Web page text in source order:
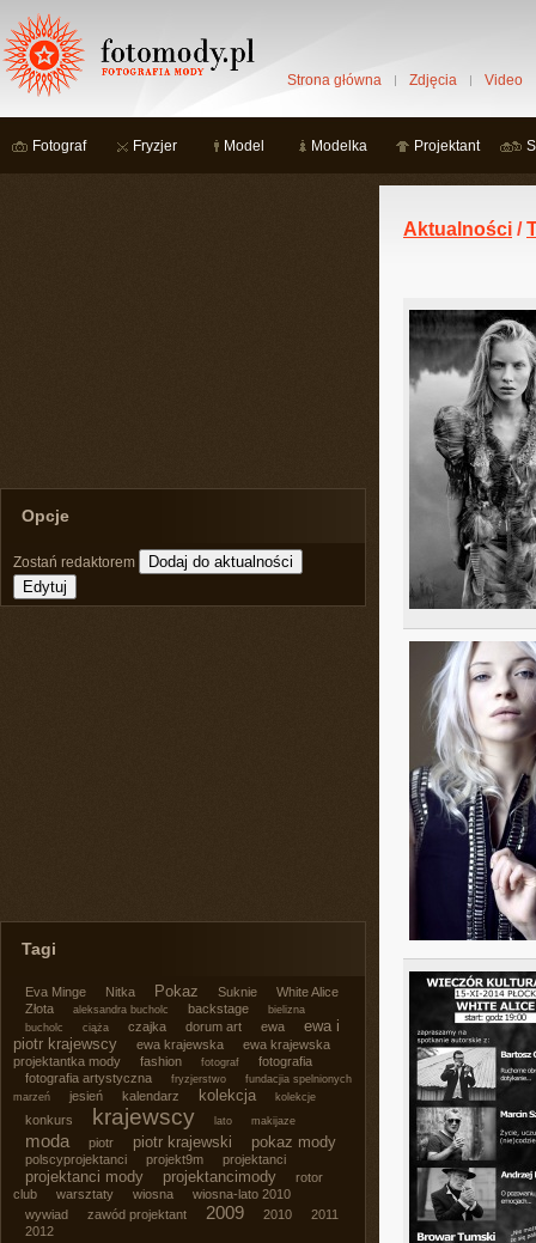
Strona główna Zdjęcia Video
Fotograf Fryzjer Model Modelka Projektant
Opcje
Zostań redaktorem
Tagi
Eva Minge Nitka Pokaz Suknie
White Alice
Złota
aleksandra bucholc backstage
bielizna
bucholc
ciąża czajka dorum art ewa
ewa i
piotr krajewscy
ewa krajewska
ewa krajewska
projektantka mody
fashion fotograf
fotografia
fotografia artystyczna
fryzjerstwo
fundacjia spelnionych
marzeń
jesień kalendarz kolekcja kolekcje
konkurs krajewscy lato makijaze
moda piotr piotr krajewski pokaz mody
polscyprojektanci projekt9m projektanci
projektanci mody projektancimody
rotor
club
warsztaty wiosna
wiosna-lato 2010
wywiad
zawód projektant 2009 2010
2011
2012
Aktualności /